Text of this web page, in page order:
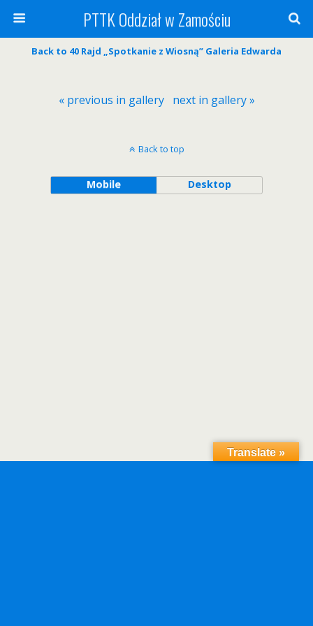
PTTK Oddział w Zamościu
Back to 40 Rajd „Spotkanie z Wiosną” Galeria Edwarda
« previous in gallery next in gallery »
Back to top
Mobile Desktop
Translate »